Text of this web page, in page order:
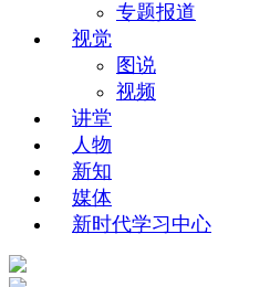
专题报道
视觉
图说
视频
讲堂
人物
新知
媒体
新时代学习中心